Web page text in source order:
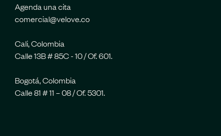
Agenda una cita
comercial@velove.co
Cali, Colombia
Calle 13B # 85C - 10 / Of. 601.
Bogotá, Colombia
Calle 81 # 11 – 08 / Of. 5301.